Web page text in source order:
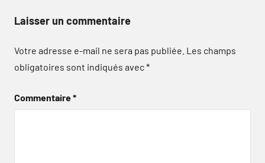
Laisser un commentaire
Votre adresse e-mail ne sera pas publiée. Les champs
obligatoires sont indiqués avec*
Commentaire*